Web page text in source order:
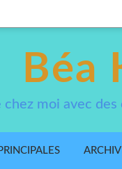
Béa
chez moi avec